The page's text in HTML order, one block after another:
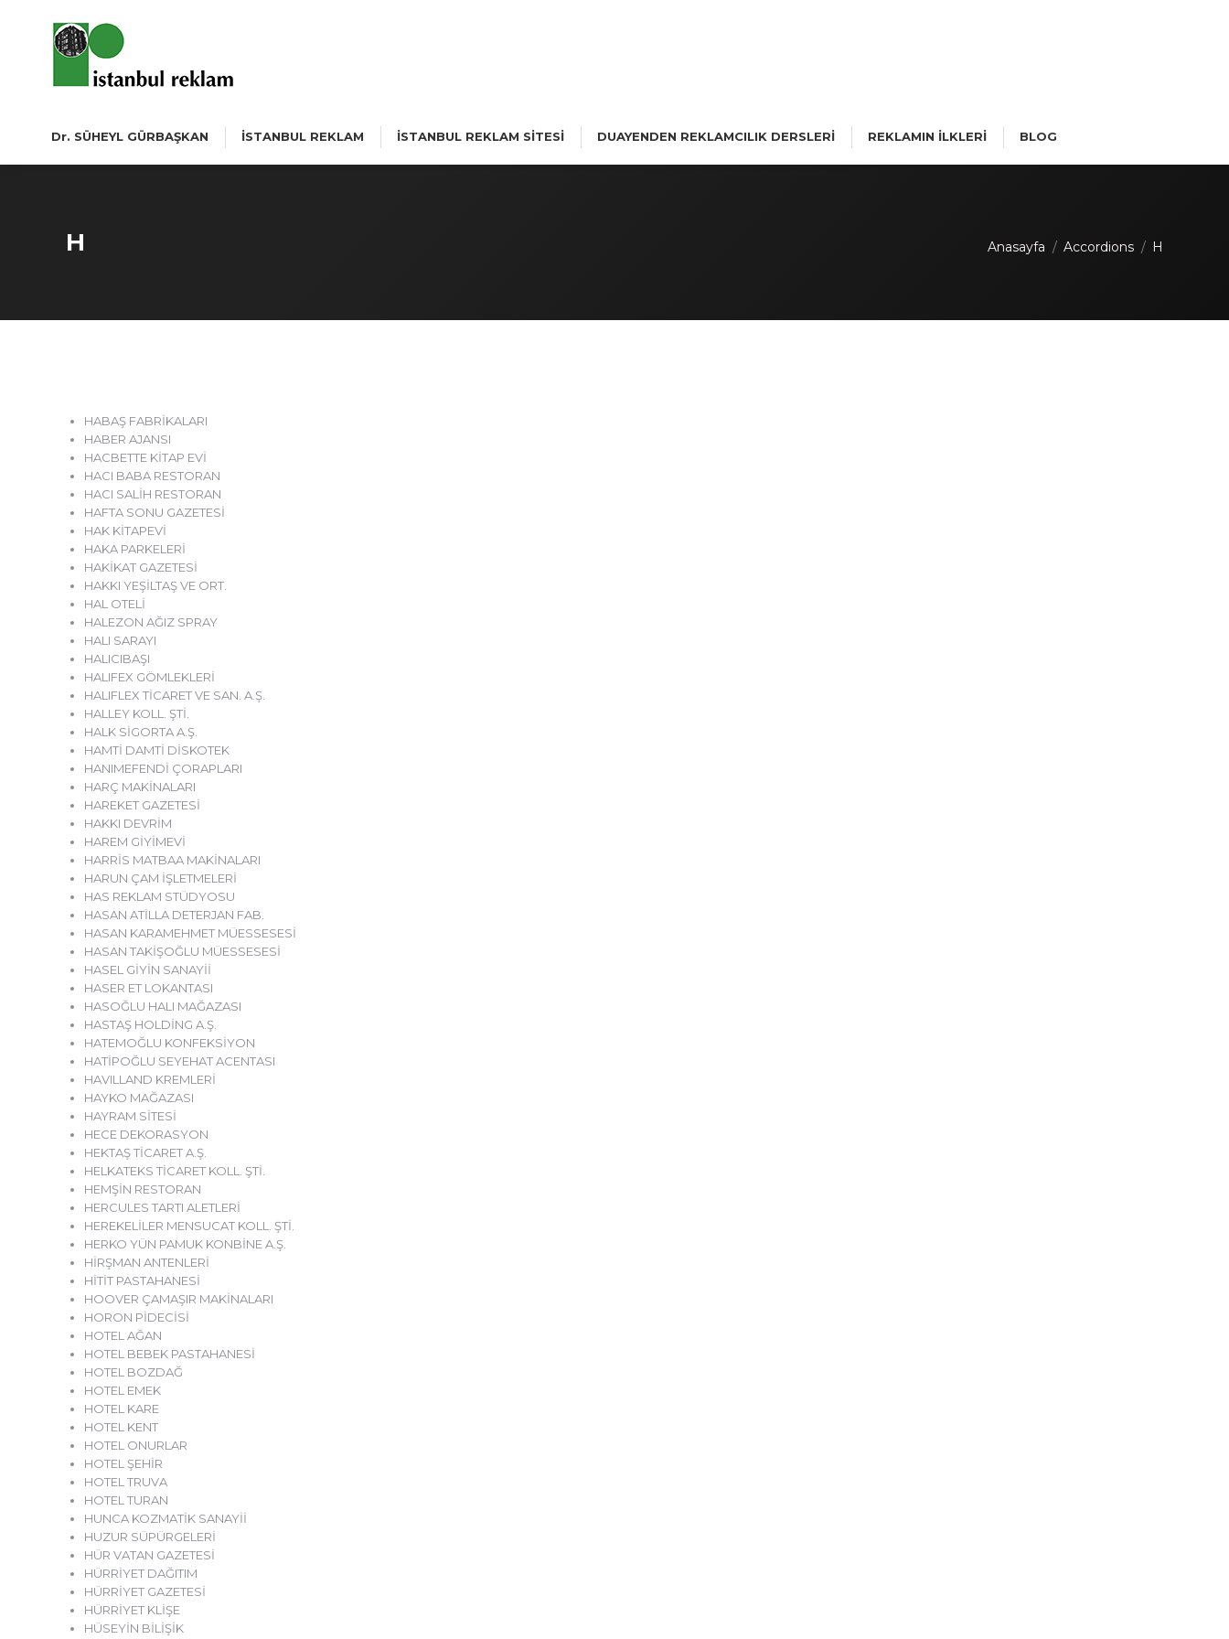
Dr. SÜHEYL GÜRBAŞKAN İSTANBUL REKLAM İSTANBUL REKLAM SİTESİ DUAYENDEN REKLAMCILIK DERSLERİ REKLAMIN İLKLERİ BLOG
H Anasayfa Accordions H
HABAŞ FABRİKALARI
HABER AJANSI
HACBETTE KİTAP EVİ
HACI BABA RESTORAN
HACI SALİH RESTORAN
HAFTA SONU GAZETESİ
HAK KİTAPEVİ
HAKA PARKELERİ
HAKİKAT GAZETESİ
HAKKI YEŞİLTAŞ VE ORT.
HAL OTELİ
HALEZON AĞIZ SPRAY
HALI SARAYI
HALICIBAŞI
HALIFEX GÖMLEKLERİ
HALIFLEX TİCARET VE SAN. A.Ş.
HALLEY KOLL. ŞTİ.
HALK SİGORTA A.Ş.
HAMTİ DAMTİ DİSKOTEK
HANIMEFENDİ ÇORAPLARI
HARÇ MAKİNALARI
HAREKET GAZETESİ
HAKKI DEVRİM
HAREM GİYİMEVİ
HARRİS MATBAA MAKİNALARI
HARUN ÇAM İŞLETMELERİ
HAS REKLAM STÜDYOSU
HASAN ATİLLA DETERJAN FAB.
HASAN KARAMEHMET MÜESSESESİ
HASAN TAKİŞOĞLU MÜESSESESİ
HASEL GİYİN SANAYİİ
HASER ET LOKANTASI
HASOĞLU HALI MAĞAZASI
HASTAŞ HOLDİNG A.Ş.
HATEMOĞLU KONFEKSİYON
HATİPOĞLU SEYEHAT ACENTASI
HAVILLAND KREMLERİ
HAYKO MAĞAZASI
HAYRAM SİTESİ
HECE DEKORASYON
HEKTAŞ TİCARET A.Ş.
HELKATEKS TİCARET KOLL. ŞTİ.
HEMŞİN RESTORAN
HERCULES TARTI ALETLERİ
HEREKELİLER MENSUCAT KOLL. ŞTİ.
HERKO YÜN PAMUK KONBİNE A.Ş.
HİRŞMAN ANTENLERİ
HİTİT PASTAHANESİ
HOOVER ÇAMAŞIR MAKİNALARI
HORON PİDECİSİ
HOTEL AĞAN
HOTEL BEBEK PASTAHANESİ
HOTEL BOZDAĞ
HOTEL EMEK
HOTEL KARE
HOTEL KENT
HOTEL ONURLAR
HOTEL ŞEHİR
HOTEL TRUVA
HOTEL TURAN
HUNCA KOZMATİK SANAYİİ
HUZUR SÜPÜRGELERİ
HÜR VATAN GAZETESİ
HÜRRİYET DAĞITIM
HÜRRİYET GAZETESİ
HÜRRİYET KLİŞE
HÜSEYİN BİLİŞİK